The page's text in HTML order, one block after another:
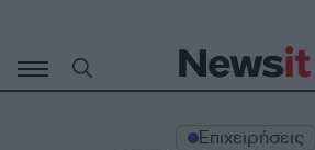
περιεχόμενο
Επιχειρήσεις